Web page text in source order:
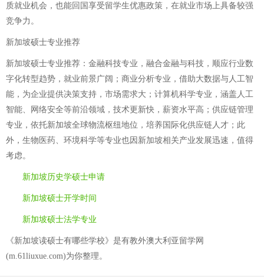
质就业机会，也能回国享受留学生优惠政策，在就业市场上具备较强
竞争力。
新加坡硕士专业推荐
新加坡硕士专业推荐：金融科技专业，融合金融与科技，顺应行业数
字化转型趋势，就业前景广阔；商业分析专业，借助大数据与人工智
能，为企业提供决策支持，市场需求大；计算机科学专业，涵盖人工
智能、网络安全等前沿领域，技术更新快，薪资水平高；供应链管理
专业，依托新加坡全球物流枢纽地位，培养国际化供应链人才；此
外，生物医药、环境科学等专业也因新加坡相关产业发展迅速，值得
考虑。
新加坡历史学硕士申请
新加坡硕士开学时间
新加坡硕士法学专业
《新加坡读硕士有哪些学校》是有教外澳大利亚留学网
(m.61liuxue.com)为你整理。